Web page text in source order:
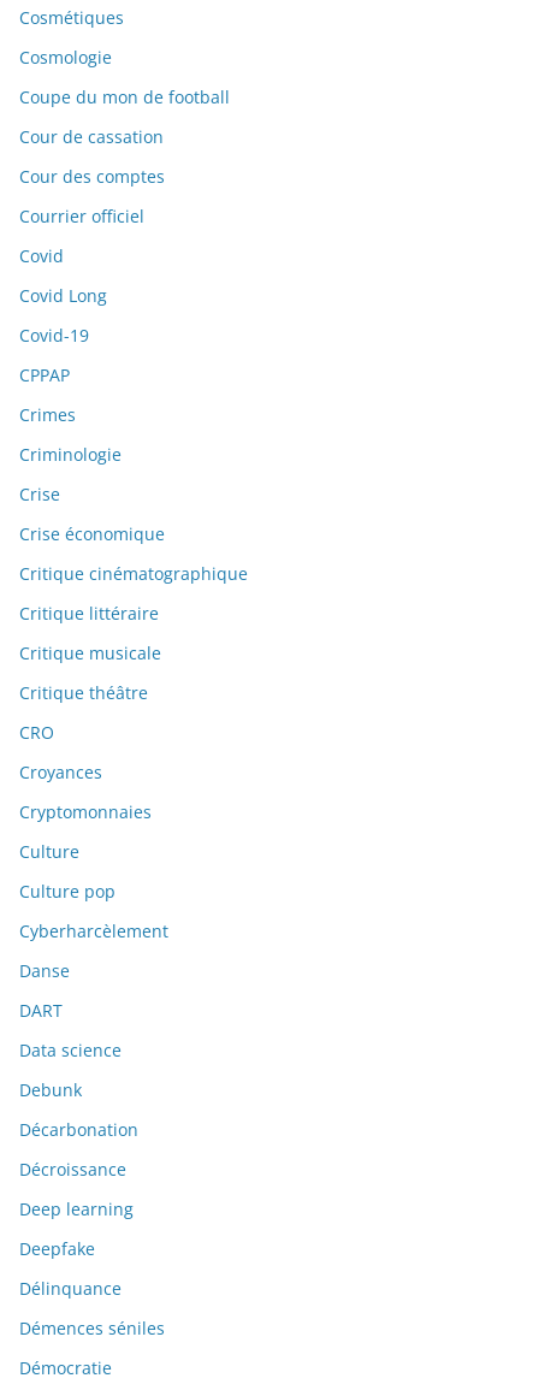
Cosmétiques
Cosmologie
Coupe du mon de football
Cour de cassation
Cour des comptes
Courrier officiel
Covid
Covid Long
Covid-19
CPPAP
Crimes
Criminologie
Crise
Crise économique
Critique cinématographique
Critique littéraire
Critique musicale
Critique théâtre
CRO
Croyances
Cryptomonnaies
Culture
Culture pop
Cyberharcèlement
Danse
DART
Data science
Debunk
Décarbonation
Décroissance
Deep learning
Deepfake
Délinquance
Démences séniles
Démocratie